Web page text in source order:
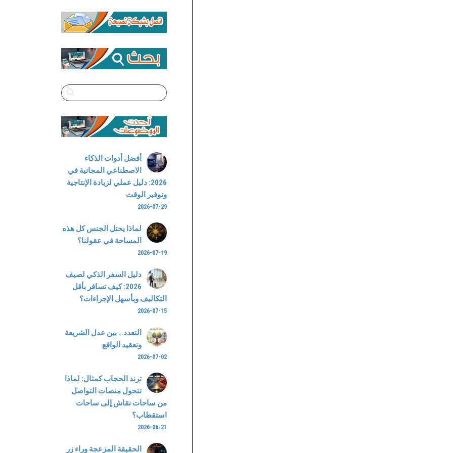
أفضل أدوات الذكاء
الاصطناعي المجانية في
2026: دليل عملي لزيادة الإنتاجية
وتوفير الوقت
2026-07-29
لماذا يحتل الجنس كل هذه
المساحة في عقولنا؟
2026-07-19
دليل السفر الذكي لصيف
2026: كيف تسافر بأقل
التكاليف وبأسهل الإجراءات؟
2026-07-15
التعدد… بين عدل الشريعة
وتعقيد الواقع
2026-07-02
ترند الحجاب كمثال: لماذا
تتحول منصات التواصل
من ساحات نقاش إلى ساحات
استقطاب؟
2026-06-21
الحقيقة المزعجة وراء زر